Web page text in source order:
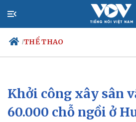
/THỂ THAO
Chính trị
Đảng
Tổ chức nhân sự
Xã
Tin
Dự
Khởi công xây sân
60.000 chỗ ngồi ở